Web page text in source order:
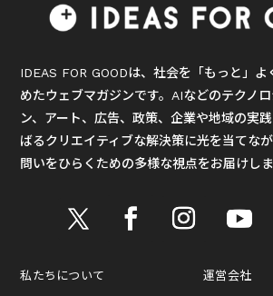
IDEAS FOR GOODは、社会を「もっと」よ
めたウェブマガジンです。AIなどのテクノ
ン、アート、広告、政策、企業や地域の実
ばるクリエイティブな解決策に光を当てな
問いをひらくための多様な視点をお届けしま
私たちについて 運営会社